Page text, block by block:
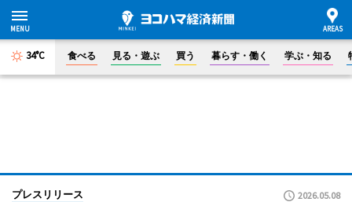
34°C 食べる 見る・遊ぶ 買う 暮らす・働く 学ぶ・知る
プレスリリース 2026.05.08